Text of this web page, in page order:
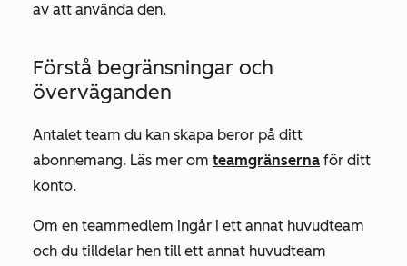
av att använda den.
Förstå begränsningar och
överväganden
Antalet team du kan skapa beror på ditt
abonnemang. Läs mer om teamgränserna för ditt
konto.
Om en teammedlem ingår i ett annat huvudteam
och du tilldelar hen till ett annat huvudteam